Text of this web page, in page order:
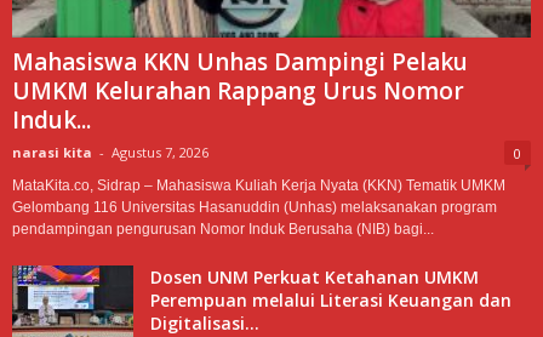
Mahasiswa KKN Unhas Dampingi Pelaku
UMKM Kelurahan Rappang Urus Nomor
Induk...
narasi kita - Agustus 7, 2026 0
MataKita.co, Sidrap – Mahasiswa Kuliah Kerja Nyata (KKN) Tematik UMKM
Gelombang 116 Universitas Hasanuddin (Unhas) melaksanakan program
pendampingan pengurusan Nomor Induk Berusaha (NIB) bagi...
Dosen UNM Perkuat Ketahanan UMKM
Perempuan melalui Literasi Keuangan dan
Digitalisasi...